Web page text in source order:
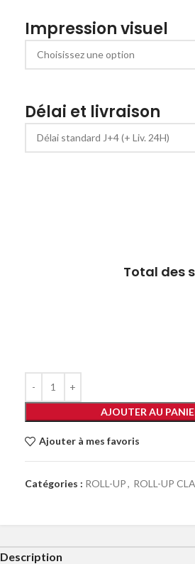
Impression visuel
Délai et livraison
Total des
AJOUTER AU
Ajouter à mes favoris
Catégories : ROLL-UP, ROLL-UP
Description